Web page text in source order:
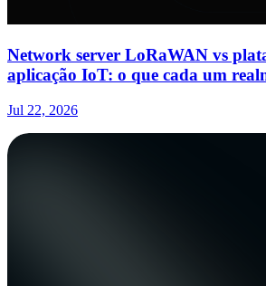
Network server LoRaWAN vs
aplicação IoT: o que cada um
Jul 22, 2026